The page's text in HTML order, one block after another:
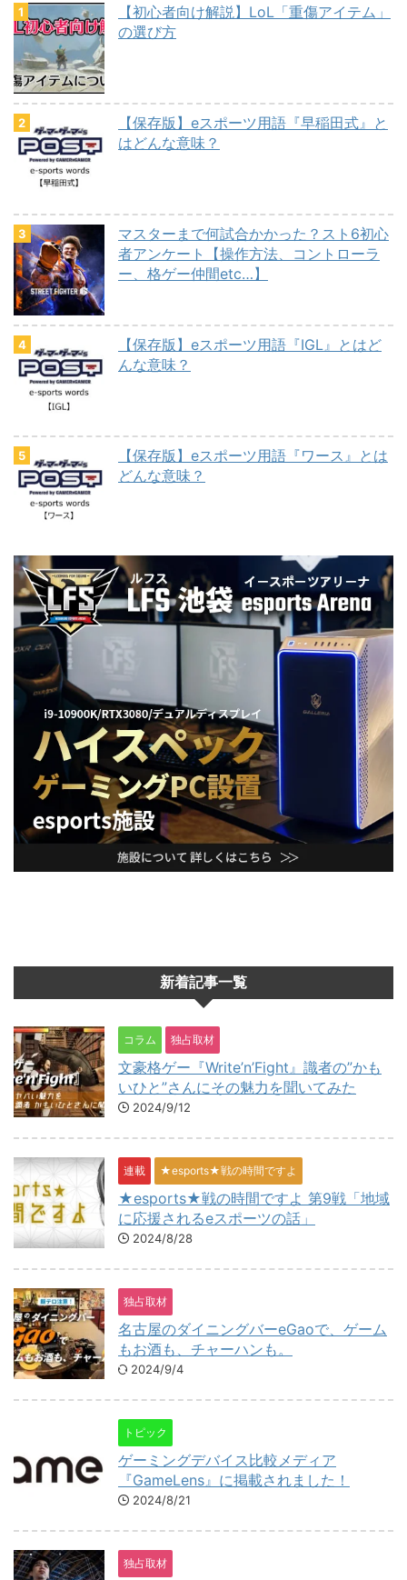
【初心者向け解説】LoL「重傷アイテム」
の選び方
【保存版】eスポーツ用語『早稲田式』と
はどんな意味？
マスターまで何試合かかった？スト6初心
者アンケート【操作方法、コントローラ
ー、格ゲー仲間etc…】
【保存版】eスポーツ用語『IGL』とはど
んな意味？
【保存版】eスポーツ用語『ワース』とは
どんな意味？
新着記事一覧
コラム 独占取材
文豪格ゲー『Write’n’Fight』識者の”かも
いひと”さんにその魅力を聞いてみた
2024/9/12
連載 ★esports★戦の時間ですよ
★esports★戦の時間ですよ 第9戦「地域
に応援されるeスポーツの話」
2024/8/28
独占取材
名古屋のダイニングバーeGaoで、ゲーム
もお酒も、チャーハンも。
2024/9/4
トピック
ゲーミングデバイス比較メディア
『GameLens』に掲載されました！
2024/8/21
独占取材